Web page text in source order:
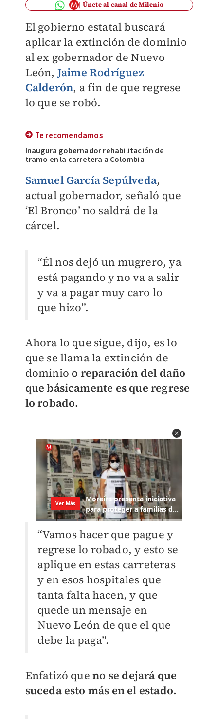
Únete al canal de Milenio
El gobierno estatal buscará
aplicar la extinción de dominio
al ex gobernador de Nuevo
León, Jaime Rodríguez
Calderón, a fin de que regrese
lo que se robó.
Te recomendamos
Inaugura gobernador rehabilitación de
tramo en la carretera a Colombia
Samuel García Sepúlveda,
actual gobernador, señaló que
‘El Bronco’ no saldrá de la
cárcel.
“Él nos dejó un mugrero, ya
está pagando y no va a salir
y va a pagar muy caro lo
que hizo”.
Ahora lo que sigue, dijo, es lo
que se llama la extinción de
dominio o reparación del daño
que básicamente es que regrese
lo robado.
“Vamos hacer que pague y
regrese lo robado, y esto se
aplique en estas carreteras
y en esos hospitales que
tanta falta hacen, y que
quede un mensaje en
Nuevo León de que el que
debe la paga”.
Enfatizó que no se dejará que
suceda esto más en el estado.